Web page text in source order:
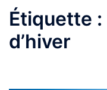
Étiquette :
d’hiver